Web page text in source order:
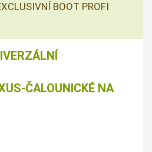
BOOT PROFI
ČALOUNICKÉ NA